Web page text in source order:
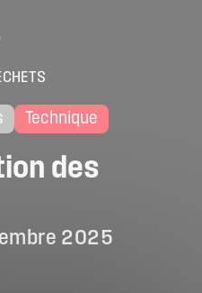
Technique
des
2025